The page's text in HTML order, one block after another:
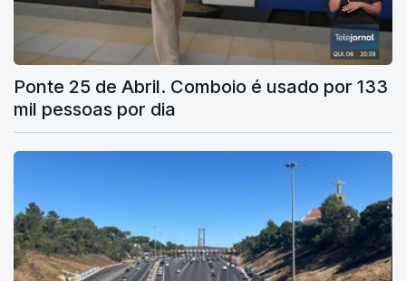
Ponte 25 de Abril. Comboio é usado por 133
mil pessoas por dia